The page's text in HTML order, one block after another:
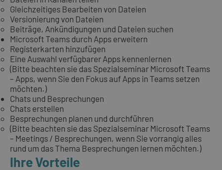
Gleichzeitiges Bearbeiten von Dateien
Versionierung von Dateien
Beiträge, Ankündigungen und Dateien suchen
Microsoft Teams durch Apps erweitern
Registerkarten hinzufügen
Eine Auswahl verfügbarer Apps kennenlernen
(Bitte beachten sie das Spezialseminar Microsoft Teams
– Apps, wenn Sie den Fokus auf Apps in Teams setzen
möchten.)
Chats und Besprechungen
Chats erstellen
Besprechungen planen und durchführen
(Bitte beachten sie das Spezialseminar Microsoft Teams
– Meetings / Besprechungen, wenn Sie vorrangig alles
rund um das Thema Besprechungen lernen möchten.)
Ihre Vorteile